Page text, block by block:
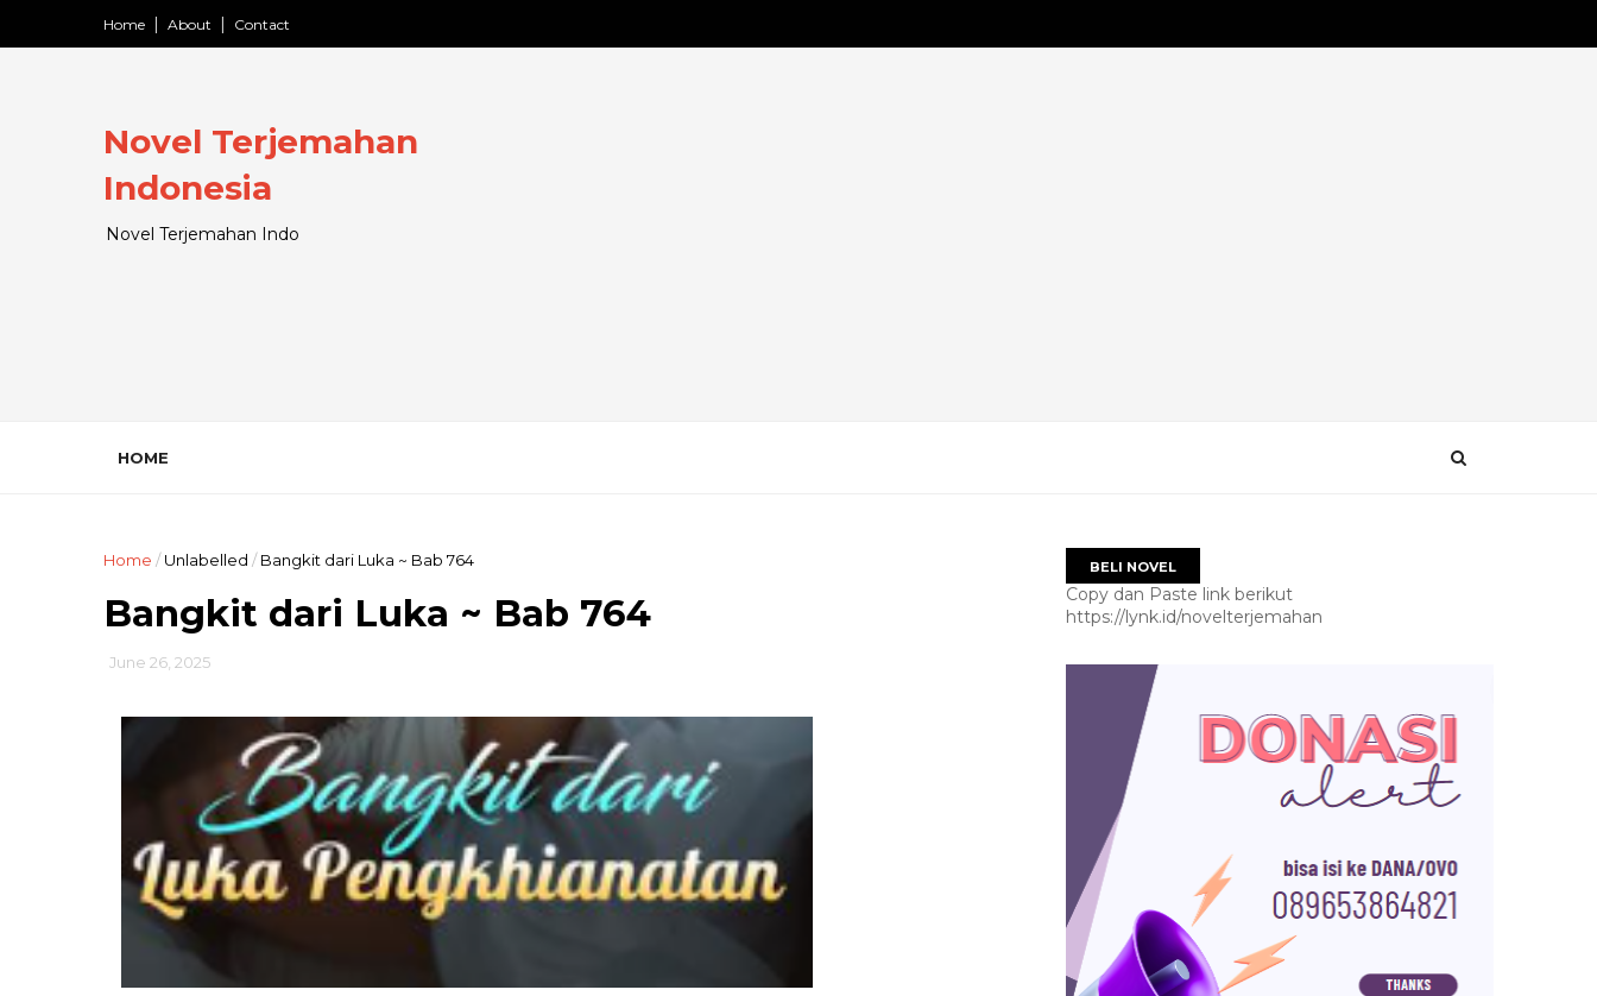
Home About Contact
Novel Terjemahan
Indonesia
Novel Terjemahan Indo
HOME
Home /Unlabelled / Bangkit dari Luka ~ Bab 764
Bangkit dari Luka ~ Bab 764
June 26, 2025
BELI NOVEL
Copy dan Paste link berikut
https://lynk.id/novelterjemahan